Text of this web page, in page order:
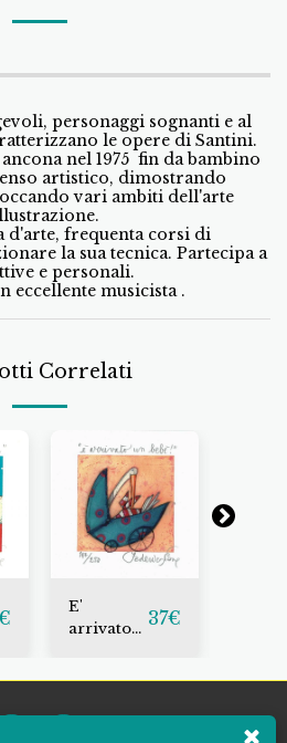
personaggi sognanti e al
le opere di Santini.
nel 1975 fin da bambino
artistico, dimostrando
vari ambiti dell'arte
d'arte, frequenta corsi di
la sua tecnica. Partecipa a
e personali.
eccellente musicista .
Correlati
E'
arrivato
37€